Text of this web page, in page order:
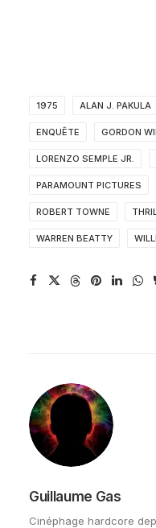
1975 ALAN J. PAKULA
ENQUÊTE GORDON
LORENZO SEMPLE JR.
PARAMOUNT PICTURES
ROBERT TOWNE
WARREN BEATTY
Guillaume Gas
Cinéphage hardcore